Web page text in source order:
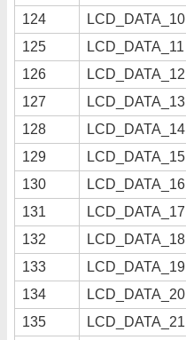
124
LCD_DATA_10
125
LCD_DATA_11
126
LCD_DATA_12
127
LCD_DATA_13
128
LCD_DATA_14
129
LCD_DATA_15
130
LCD_DATA_16
131
LCD_DATA_17
132
LCD_DATA_18
133
LCD_DATA_19
134
LCD_DATA_20
135
LCD_DATA_21